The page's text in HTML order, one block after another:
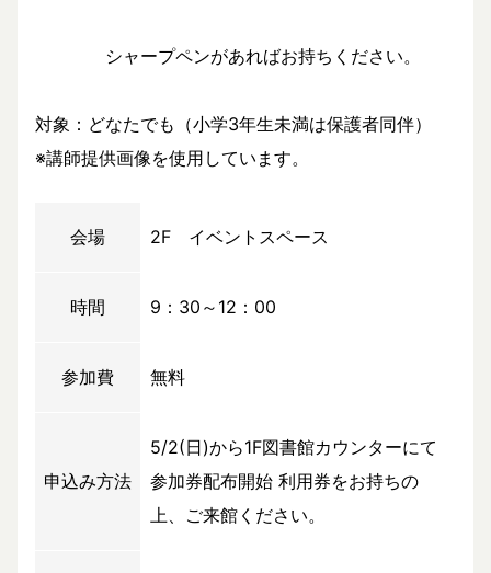
シャープペンがあればお持ちください。
対象：どなたでも（小学3年生未満は保護者同伴）
※講師提供画像を使用しています。
会場 2F イベントスペース
時間 9：30～12：00
参加費 無料
申込み方法
5/2(日)から1F図書館カウンターにて
参加券配布開始 利用券をお持ちの
上、ご来館ください。